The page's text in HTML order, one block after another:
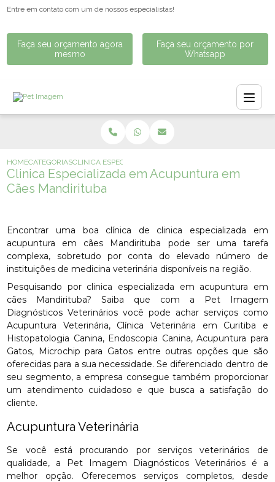
Entre em contato com um de nossos especialistas!
Faça seu orçamento agora
mesmo
Faça seu orçamento por
Whatsapp
HOMECATEGORIASCLINICA ESPECIALIZADA EM ACUPUNTURA EM CÃES
Clinica Especializada em Acupuntura em
Cães Mandirituba
Encontrar uma boa clínica de clinica especializada em
acupuntura em cães Mandirituba pode ser uma tarefa
complexa, sobretudo por conta do elevado número de
instituições de medicina veterinária disponíveis na região.
Pesquisando por clinica especializada em acupuntura em
cães Mandirituba? Saiba que com a Pet Imagem
Diagnósticos Veterinários você pode achar serviços como
Acupuntura Veterinária, Clínica Veterinária em Curitiba e
Histopatologia Canina, Endoscopia Canina, Acupuntura para
Gatos, Microchip para Gatos entre outras opções que são
oferecidas para a sua necessidade. Se diferenciado dentro de
seu segmento, a empresa consegue também proporcionar
um atendimento cuidadoso e que busca a satisfação do
cliente.
Acupuntura Veterinária
Se você está procurando por serviços veterinários de
qualidade, a Pet Imagem Diagnósticos Veterinários é a
melhor opção. Oferecemos serviços completos, desde